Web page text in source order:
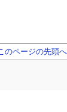
のページの先頭へ